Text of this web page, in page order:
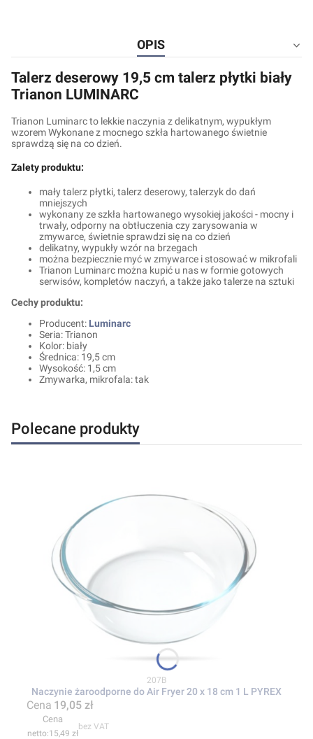
OPIS
Talerz deserowy 19,5 cm talerz płytki biały
Trianon LUMINARC
Trianon Luminarc to lekkie naczynia z delikatnym, wypukłym
wzorem Wykonane z mocnego szkła hartowanego świetnie
sprawdzą się na co dzień.
Zalety produktu:
mały talerz płytki, talerz deserowy, talerzyk do dań
mniejszych
wykonany ze szkła hartowanego wysokiej jakości - mocny i
trwały, odporny na obtłuczenia czy zarysowania w
zmywarce, świetnie sprawdzi się na co dzień
delikatny, wypukły wzór na brzegach
można bezpiecznie myć w zmywarce i stosować w mikrofali
Trianon Luminarc można kupić u nas w formie gotowych
serwisów, kompletów naczyń, a także jako talerze na sztuki
Cechy produktu:
Producent: Luminarc
Seria: Trianon
Kolor: biały
Średnica: 19,5 cm
Wysokość: 1,5 cm
Zmywarka, mikrofala: tak
Polecane produkty
Kod produktu
207B
Naczynie żaroodporne do Air Fryer 20 x 18 cm 1 L PYREX
Cena 19,05 zł
Cena
15,49 zł
bez VAT